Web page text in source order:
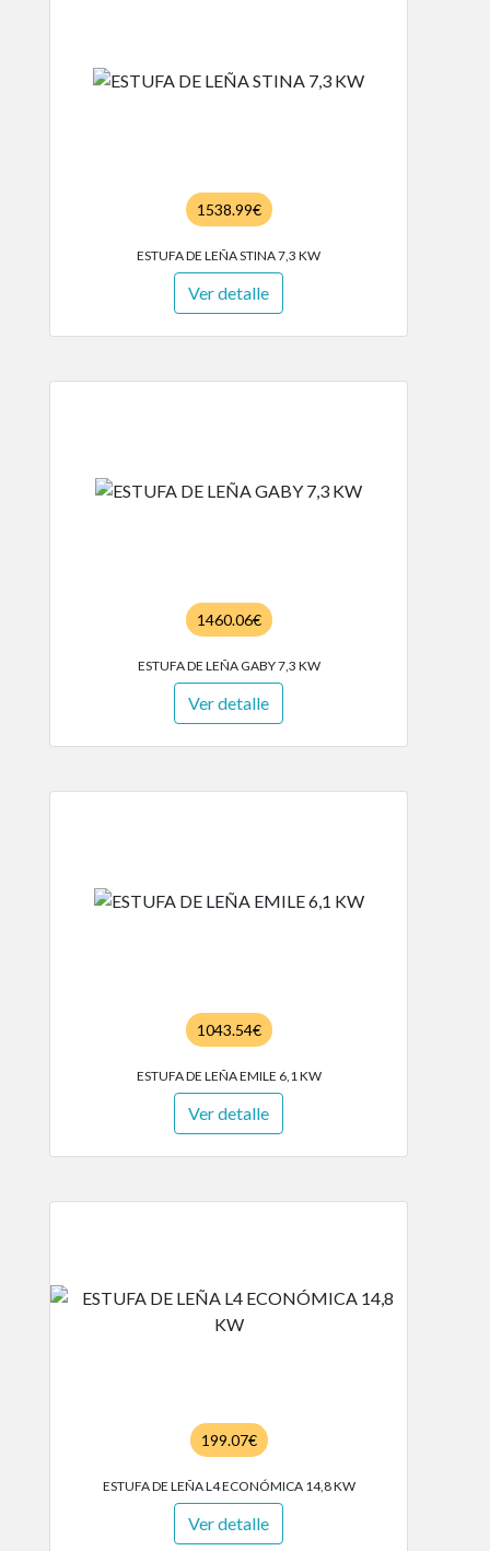
1538.99€
ESTUFA DE LEÑA STINA 7,3 KW
Ver detalle
1460.06€
ESTUFA DE LEÑA GABY 7,3 KW
Ver detalle
1043.54€
ESTUFA DE LEÑA EMILE 6,1 KW
Ver detalle
199.07€
ESTUFA DE LEÑA L4 ECONÓMICA 14,8 KW
Ver detalle